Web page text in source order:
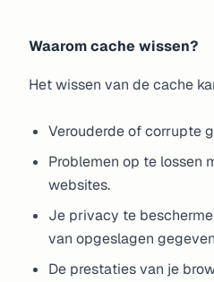
Waarom cache wissen?
Het wissen van de cache
Verouderde of corrupte
Problemen op te lossen
websites.
Je privacy te
van opgeslagen
De prestaties van je